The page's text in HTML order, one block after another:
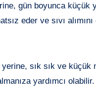
gün boyunca küçük
eder ve sıvı alımını
sık sık ve küçük
yardımcı olabilir.